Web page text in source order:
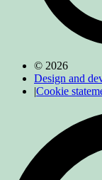
© 2026
Design and
|Cookie